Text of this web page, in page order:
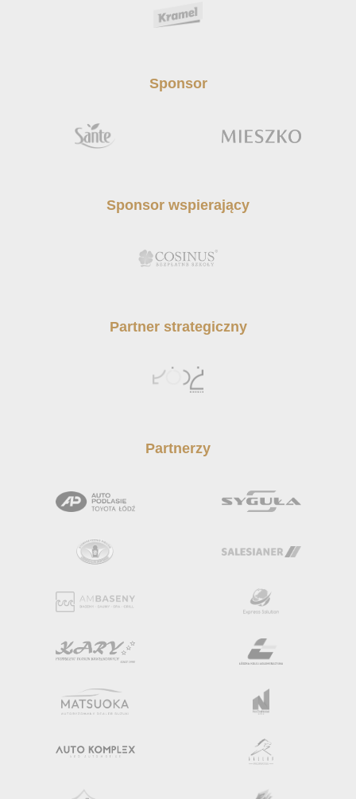
Sponsor
Sponsor wspierający
Partner strategiczny
Partnerzy